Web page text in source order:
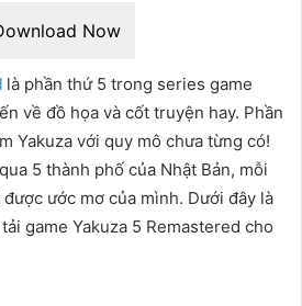
Now
là phần thứ 5 trong series game
về đồ họa và cốt truyện hay. Phần
Yakuza với quy mô chưa từng có!
5 thành phố của Nhật Bản, mỗi
ước mơ của mình. Dưới đây là
game Yakuza 5 Remastered cho